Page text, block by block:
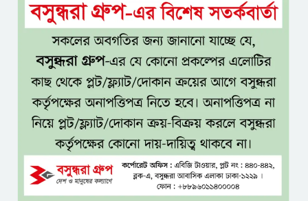
বক্তব্যে তীব্র ক্ষোভ বাংলাদেশের
জামিনে থাকা অবস্থায় নির্বাচনী জয়,
রুখসার আহমেদকে ঘিরে বিতর্ক
টাঙ্গাইলে বাতিঘর আদর্শ পাঠাগারের
ফ্রি ব্লাড গ্রুপিং ক্যাম্পেইন
বাংলাদেশে চালু হচ্ছে বিশ্বখ্যাত থাই
কফি চেইন ‘ক্যাফে আমাজন’